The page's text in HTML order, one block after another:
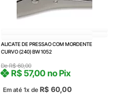
ALICATE DE PRESSAO COM MORDENTE
CURVO (240) BW 1052
DeR$60,00
Em até 1x de R$ 60,00
R$ 57,00 no Pix